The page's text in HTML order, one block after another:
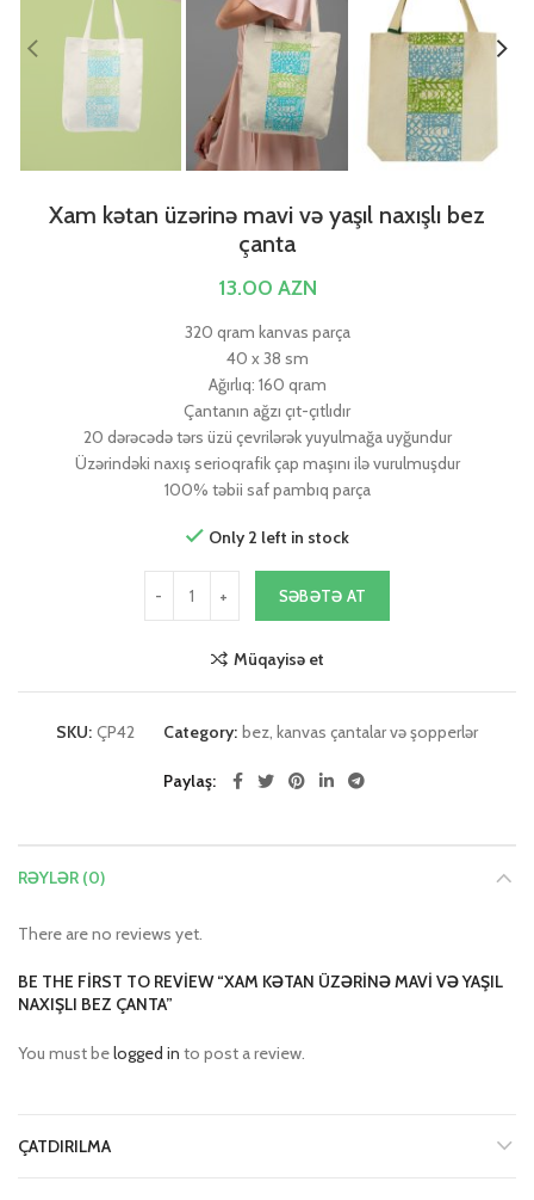
Xam kətan üzərinə mavi və yaşıl naxışlı bez
çanta
13.00 AZN
320 qram kanvas parça
40 x 38 sm
Ağırlıq: 160 qram
Çantanın ağzı çıt-çıtlıdır
20 dərəcədə tərs üzü çevrilərək yuyulmağa uyğundur
Üzərindəki naxış serioqrafik çap maşını ilə vurulmuşdur
100% təbii saf pambıq parça
Only 2 left in stock
SƏBƏTƏ AT
Müqayisə et
SKU: ÇP42 Category: bez, kanvas çantalar və şopperlər
Paylaş
RƏYLƏR (0)
There are no reviews yet.
BE THE FIRST TO REVIEW “XAM KƏTAN ÜZƏRINƏ MAVI VƏ YAŞIL
NAXIŞLI BEZ ÇANTA”
You must belogged in to post a review.
ÇATDIRILMA